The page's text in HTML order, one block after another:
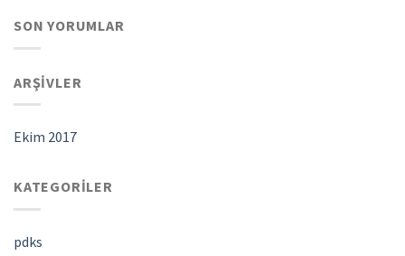
SON YORUMLAR
ARŞIVLER
Ekim 2017
KATEGORILER
pdks